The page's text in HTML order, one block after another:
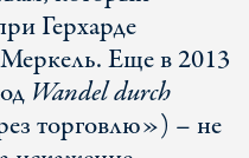
Герхарде
Еще в 2013
Wandel durch
торговлю») – не